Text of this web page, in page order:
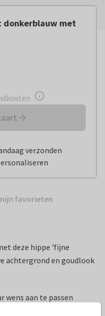
donkerblauw met
verzonden
favorieten
deze hippe 'fijne
achtergrond en goudlook
wens aan te passen